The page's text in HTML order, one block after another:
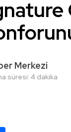
Merkezi
süresi: 4 dakika